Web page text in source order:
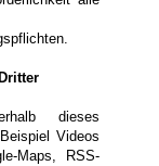
dieses
Videos
Maps, RSS-